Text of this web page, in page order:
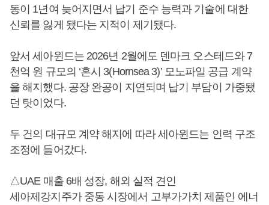
동이 1년여 늦어지면서 납기 준수 능력과 기술에 대한
신뢰를 잃게 됐다는 지적이 제기됐다.
앞서 세아윈드는 2026년 2월에도 덴마크 오스테드와 7
천억 원 규모의 ‘혼시 3(Hornsea 3)’ 모노파일 공급 계약
을 해지했다. 공장 완공이 지연되며 납기 부담이 가중됐
던 탓이었다.
두 건의 대규모 계약 해지에 따라 세아윈드는 인력 구조
조정에 들어갔다.
△UAE 매출 6배 성장, 해외 실적 견인
세아제강지주가 중동 시장에서 고부가가치 제품인 에너